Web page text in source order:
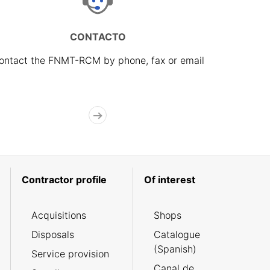
CONTACTO
the FNMT-RCM by phone, fax or email
Contractor profile
Acquisitions
Disposals
Service provision
Of interest
Shops
Catalogue
(Spanish)